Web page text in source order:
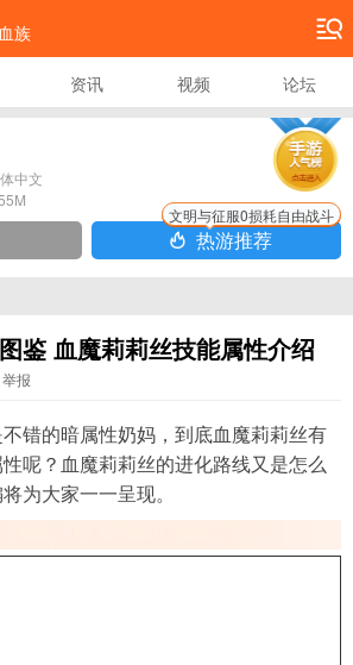
血族
资讯 视频 论坛
中文
热游推荐
文明与征服0损耗自由战斗
鉴 血魔莉莉丝技能属性介绍
举报
错的暗属性奶妈，到底血魔莉莉丝有
呢？血魔莉莉丝的进化路线又是怎么
为大家一一呈现。